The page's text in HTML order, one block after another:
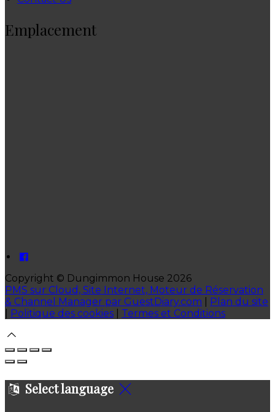
Emplacement
Copyright © Dungimmon House 2026
PMS sur Cloud, Site Internet, Moteur de Réservation
& Channel Manager par GuestDiary.com
Plan du site
Politique des cookies Termes et Conditions
Select language